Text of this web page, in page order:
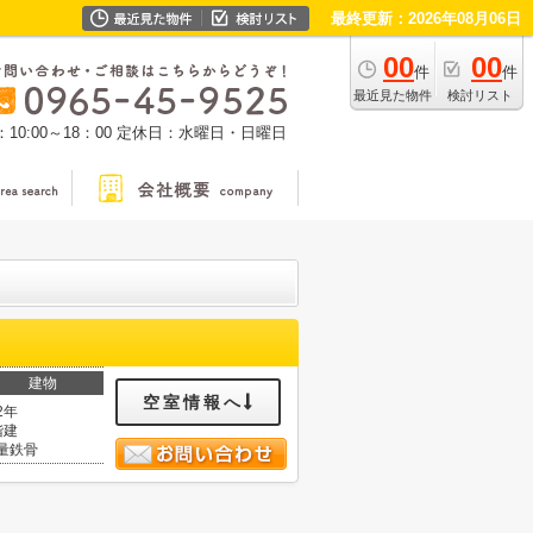
最終更新：2026年08月06日
00件
最近見た物件
00件
検討リスト
10:00～18：00 定休日：水曜日・日曜日
建物
年
建
鉄骨
空室情報へ